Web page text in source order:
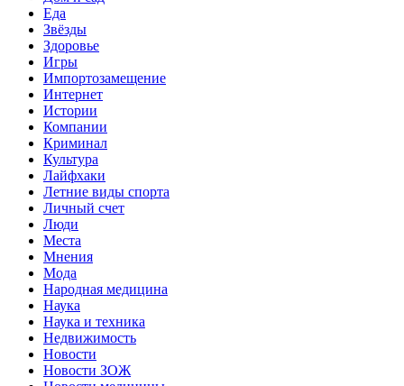
Еда
Звёзды
Здоровье
Игры
Импортозамещение
Интернет
Истории
Компании
Криминал
Культура
Лайфхаки
Летние виды спорта
Личный счет
Люди
Места
Мнения
Мода
Народная медицина
Наука
Наука и техника
Недвижимость
Новости
Новости ЗОЖ